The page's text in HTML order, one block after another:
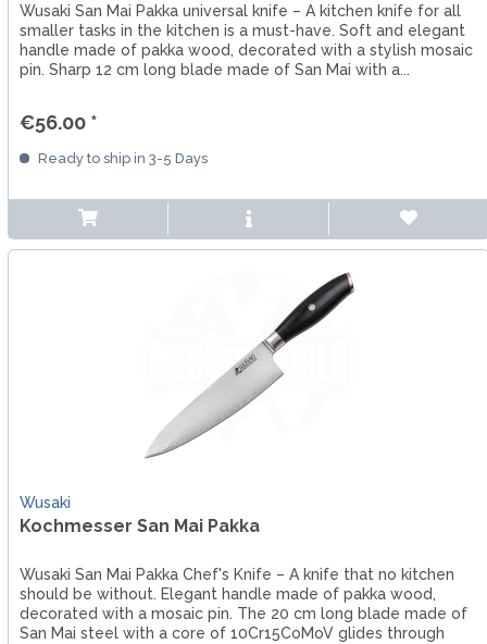
Wusaki San Mai Pakka universal knife – A kitchen knife for all
smaller tasks in the kitchen is a must-have. Soft and elegant
handle made of pakka wood, decorated with a stylish mosaic
pin. Sharp 12 cm long blade made of San Mai with a...
€56.00 *
Ready to ship in 3-5 Days
Wusaki
Kochmesser San Mai Pakka
Wusaki San Mai Pakka Chef's Knife – A knife that no kitchen
should be without. Elegant handle made of pakka wood,
decorated with a mosaic pin. The 20 cm long blade made of
San Mai steel with a core of 10Cr15CoMoV glides through